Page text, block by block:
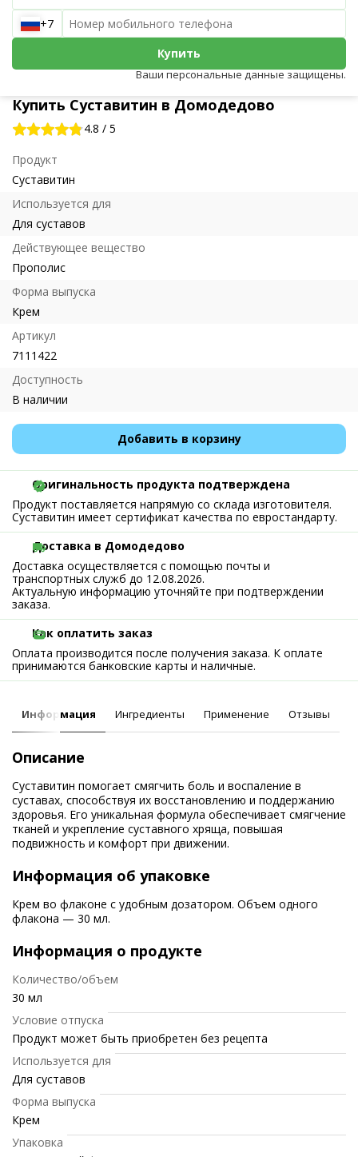
Купить Суставитин в Домодедово
4.8 / 5
Продукт
Суставитин
Используется для
Для суставов
Действующее вещество
Прополис
Форма выпуска
Крем
Артикул
7111422
Доступность
В наличии
Добавить в корзину
+7
Купить
Ваши персональные данные защищены.
Оригинальность продукта подтверждена
Продукт поставляется напрямую со склада изготовителя.
Суставитин имеет сертификат качества по евростандарту.
Доставка в Домодедово
Доставка осуществляется с помощью почты и
транспортных служб до 12.08.2026.
Актуальную информацию уточняйте при подтверждении
заказа.
Как оплатить заказ
Оплата производится после получения заказа. К оплате
принимаются банковские карты и наличные.
Информация Ингредиенты Применение Отзывы
Описание
Суставитин помогает смягчить боль и воспаление в
суставах, способствуя их восстановлению и поддержанию
здоровья. Его уникальная формула обеспечивает смягчение
тканей и укрепление суставного хряща, повышая
подвижность и комфорт при движении.
Информация об упаковке
Крем во флаконе с удобным дозатором. Объем одного
флакона — 30 мл.
Информация о продукте
Количество/объем
30 мл
Условие отпуска
Продукт может быть приобретен без рецепта
Используется для
Для суставов
Форма выпуска
Крем
Упаковка